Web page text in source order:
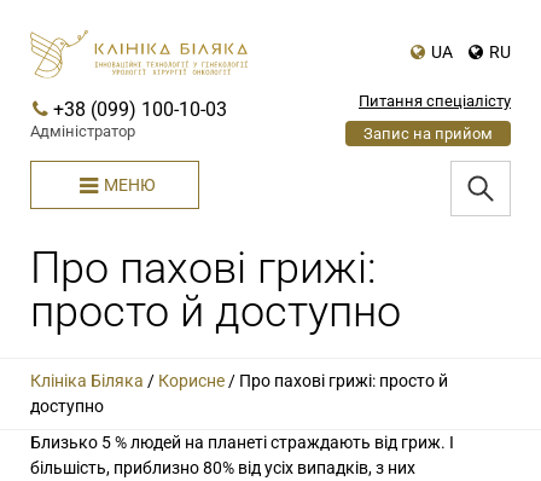
UA RU
+38 (099) 100-10-03
Адміністратор
Питання спеціалісту
Запис на прийом
МЕНЮ
Про пахові грижі:
просто й доступно
Клініка Біляка / Корисне/ Про пахові грижі: просто й
доступно
Близько 5 % людей на планеті страждають від гриж. І
більшість, приблизно 80% від усіх випадків, з них